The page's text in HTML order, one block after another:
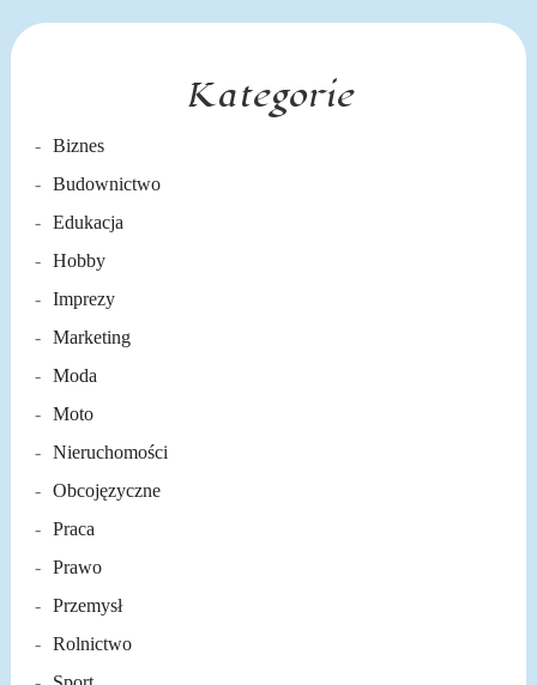
Kategorie
Biznes
Budownictwo
Edukacja
Hobby
Imprezy
Marketing
Moda
Moto
Nieruchomości
Obcojęzyczne
Praca
Prawo
Przemysł
Rolnictwo